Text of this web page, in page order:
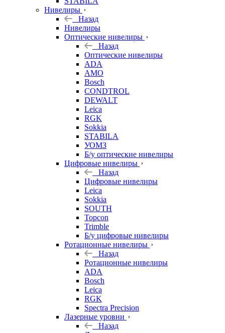
Нивелиры
Назад
Нивелиры
Оптические нивелиры
Назад
Оптические нивелиры
ADA
AMO
Bosch
CONDTROL
DEWALT
Leica
RGK
Sokkia
STABILA
УОМЗ
Б/у оптические нивелиры
Цифровые нивелиры
Назад
Цифровые нивелиры
Leica
Sokkia
SOUTH
Topcon
Trimble
Б/у цифровые нивелиры
Ротационные нивелиры
Назад
Ротационные нивелиры
ADA
Bosch
Leica
RGK
Spectra Precision
Лазерные уровни
Назад